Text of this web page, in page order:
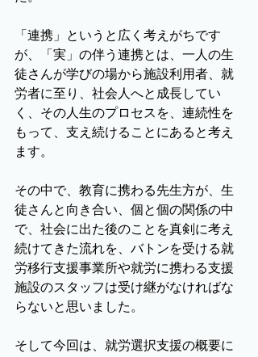
「連携」というと広く考えがちです
が、「実」の伴う連携とは、一人の生
徒さんが学びの場から施設利用者、就
労者に至り、社会人へと成長してい
く、その人生のプロセスを、連続性を
もって、支え続けることにあると考え
ます。
その中で、教育に携わる先生方が、生
徒さんと向き合い、個と個の関係の中
で、社会に出た後のことを真剣に考え
続けてきた流れを、バトンを受ける就
労移行支援事業所や就労に携わる支援
施設のスタッフは受け継がなければな
らないと思いました。
そして今回は、就労選択支援の概要に